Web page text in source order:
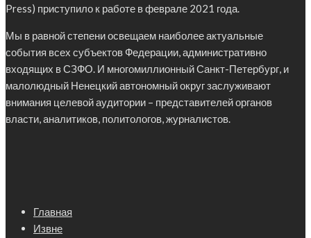
Press) приступило к работе в феврале 2021 года.
Мы в равной степени освещаем наиболее актуальные
события всех субъектов Федерации, административно
входящих в СЗФО. И многомиллионный Санкт-Петербург, и
малолюдный Ненецкий автономный округ заслуживают
внимания целевой аудитории – представителей органов
власти, аналитиков, политологов, журналистов.
Главная
Извне